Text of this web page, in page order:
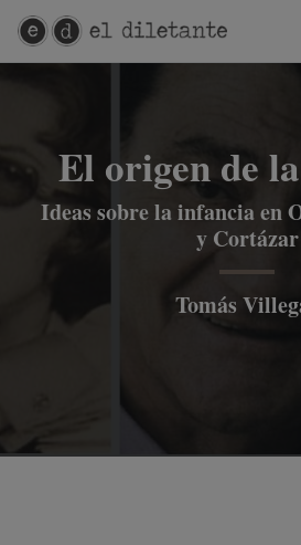
El origen de
Ideas sobre la infancia en
y Cortázar
Tomás